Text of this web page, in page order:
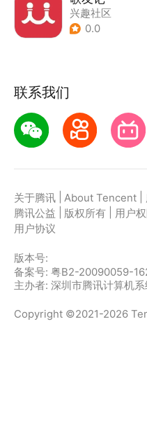
兴趣社区
0.0
联系我们
关于腾讯 About Tencent
腾讯公益
版权所有 用户
用户协议
版本号:
备案号: 粤B2-20090059-
主办者: 深圳市腾讯计算机系
Copyright ©2021-2026